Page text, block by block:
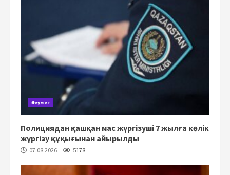
Әлеумет
Полициядан қашқан мас жүргізуші 7 жылға көлік
жүргізу құқығынан айырылды
07.08.2026 5178